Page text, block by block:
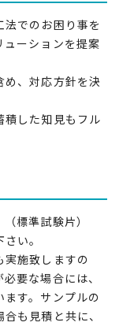
でのお困り事を
ーションを提案
、対応方針を決
した知見もフル
標準試験片）
い。
施致しますの
要な場合には、
す。サンプルの
も見積と共に、